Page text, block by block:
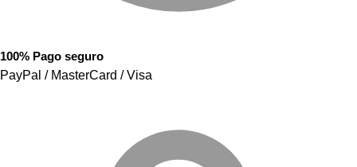
100% Pago seguro
PayPal / MasterCard / Visa